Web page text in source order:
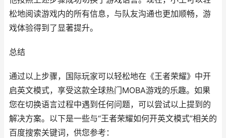
松地阅读游戏内的所有信息，与队友沟通也更加顺畅，游
戏体验得到了显著提升。
总结
通过以上步骤，国际玩家可以轻松地在《王者荣耀》中开
启英文模式，享受这款全球热门MOBA游戏的乐趣。如果
您在切换语言过程中遇到任何问题，可以尝试以上提到的
解决方案。以下是一些与“王者荣耀如何开英文模式”相关的
百度搜索关键词，供您参考：